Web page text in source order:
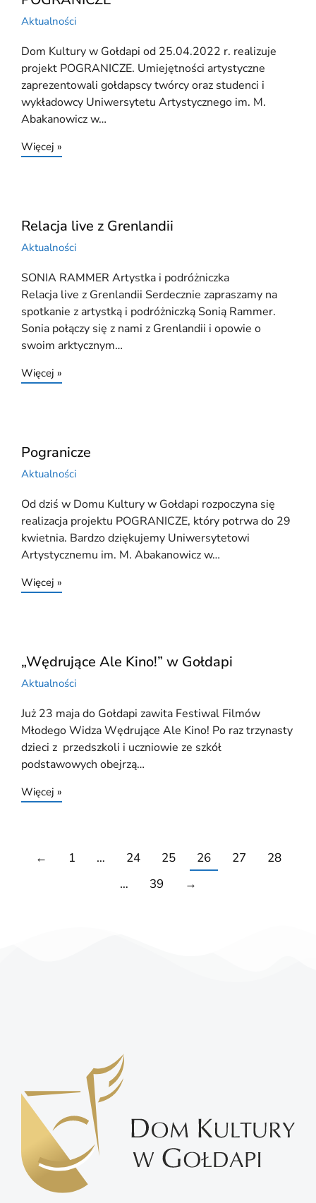
Aktualności
Dom Kultury w Gołdapi od 25.04.2022 r. realizuje
projekt POGRANICZE. Umiejętności artystyczne
zaprezentowali gołdapscy twórcy oraz studenci i
wykładowcy Uniwersytetu Artystycznego im. M.
Abakanowicz w…
Więcej »
Relacja live z Grenlandii
Aktualności
SONIA RAMMER Artystka i podróżniczka
Relacja live z Grenlandii Serdecznie zapraszamy na
spotkanie z artystką i podróżniczką Sonią Rammer.
Sonia połączy się z nami z Grenlandii i opowie o
swoim arktycznym…
Więcej »
Pogranicze
Aktualności
Od dziś w Domu Kultury w Gołdapi rozpoczyna się
realizacja projektu POGRANICZE, który potrwa do 29
kwietnia. Bardzo dziękujemy Uniwersytetowi
Artystycznemu im. M. Abakanowicz w…
Więcej »
„Wędrujące Ale Kino!” w Gołdapi
Aktualności
Już 23 maja do Gołdapi zawita Festiwal Filmów
Młodego Widza Wędrujące Ale Kino! Po raz trzynasty
dzieci z przedszkoli i uczniowie ze szkół
podstawowych obejrzą…
Więcej »
← 1 … 24 25 26 27
28
…
39 →